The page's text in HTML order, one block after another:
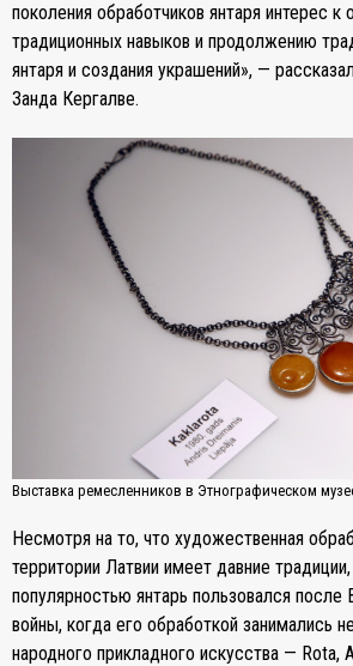
поколения обработчиков янтаря интерес к
традиционных навыков и продолжению
янтаря и создания украшений», —
Занда Кергалве.
Выставка ремесленников в Этнографическом
Несмотря на то, что художественная
территории Латвии имеет давние
популярностью янтарь пользовался после
войны, когда его обработкой занимались
народного прикладного искусства — Rota,